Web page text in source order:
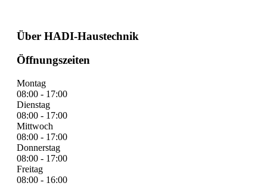
Über HADI-Haustechnik
Öffnungszeiten
Montag
08:00 - 17:00
Dienstag
08:00 - 17:00
Mittwoch
08:00 - 17:00
Donnerstag
08:00 - 17:00
Freitag
08:00 - 16:00